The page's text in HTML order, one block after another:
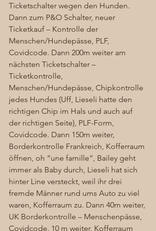
Ticketschalter wegen den Hunden.
Dann zum P&O Schalter, neuer
Ticketkauf – Kontrolle der
Menschen/Hundepässe, PLF,
Covidcode. Dann 200m weiter am
nächsten Ticketschalter –
Ticketkontrolle,
Menschen/Hundepässe, Chipkontrolle
jedes Hundes (Uff, Lieseli hatte den
richtigen Chip im Hals und auch auf
der richtigen Seite), PLF-Form,
Covidcode. Dann 150m weiter,
Borderkontrolle Frankreich, Kofferraum
öffnen, oh “une famille”, Bailey geht
immer als Baby durch, Lieseli hat sich
hinter Line versteckt, weil ihr drei
fremde Männer rund ums Auto zu viel
waren, Kofferraum zu. Dann 40m weiter,
UK Borderkontrolle – Menschenpässe,
Covidcode. 10 m weiter, Kofferraum